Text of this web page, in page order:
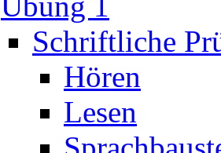
Schriftliche
Hören
Lesen